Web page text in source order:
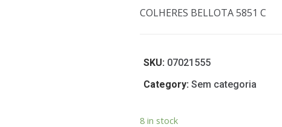
COLHERES BELLOTA 5851 C
SKU: 07021555
Category: Sem categoria
8 in stock